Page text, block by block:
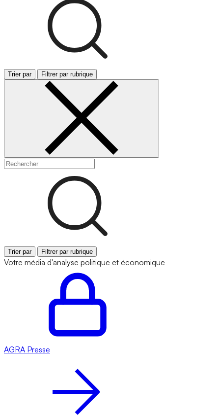
Trier par Filtrer par rubrique
Trier par Filtrer par rubrique
Votre média d'analyse politique et économique
AGRA Presse